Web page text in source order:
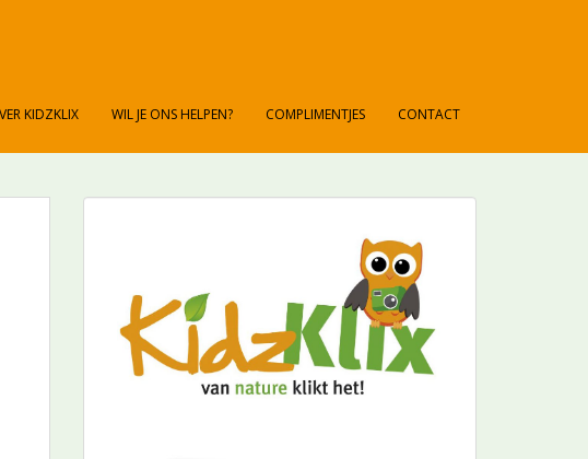
KIDZKLIX WIL JE ONS HELPEN? COMPLIMENTJES CONTACT